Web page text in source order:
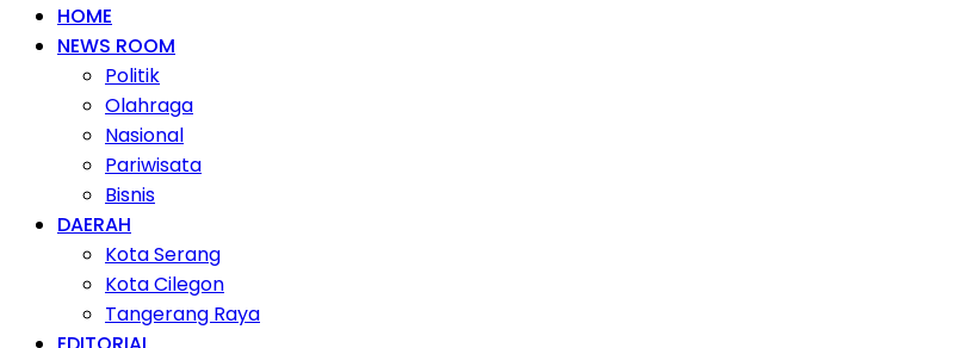
HOME
NEWS ROOM
Politik
Olahraga
Nasional
Pariwisata
Bisnis
DAERAH
Kota Serang
Kota Cilegon
Tangerang Raya